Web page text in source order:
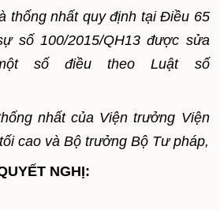
thống nhất quy định tại Điều 65
số 100/2015/QH13 được sửa
số điều theo Luật số
nhất của Viện trưởng Viện
cao và Bộ trưởng Bộ Tư pháp,
NGHỊ: